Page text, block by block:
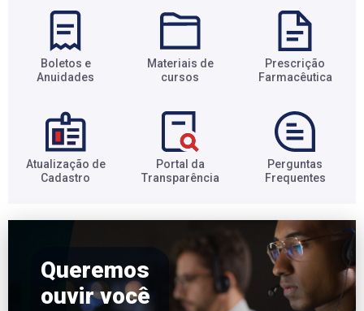
Boletos e
Anuidades​
Materiais de
cursos​
Prescrição
Farmacêutica​
Atualização de
Cadastro​
Portal da
Transparência​
Perguntas
Frequentes​
Queremos
ouvir você